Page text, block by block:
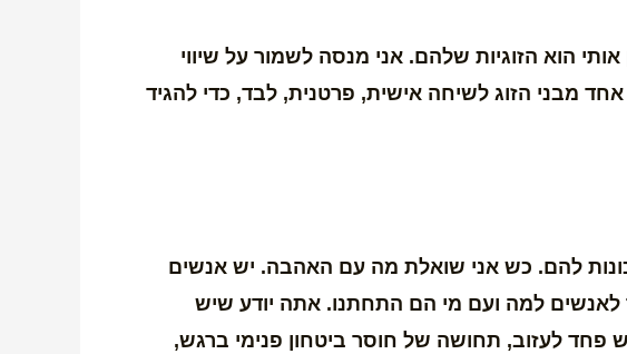
הוא הזוגיות שלהם. אני מנסה לשמור על שיווי
הזוג לשיחה אישית, פרטנית, לבד, כדי להגיד
להם. כש אני שואלת מה עם האהבה. יש אנשים
למה ועם מי הם התחתנו. אתה יודע שיש
פחד לעזוב, תחושה של חוסר ביטחון פנימי ברגש,